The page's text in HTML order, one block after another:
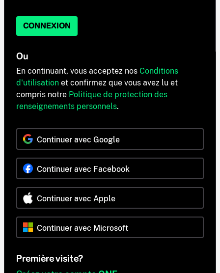
CONNEXION
Ou
En continuant, vous acceptez nos Conditions
d'utilisation et confirmez que vous avez lu et
compris notre Politique de protection des
renseignements personnels.
Continuer avec Google
Continuer avec Facebook
Continuer avec Apple
Continuer avec Microsoft
Première visite?